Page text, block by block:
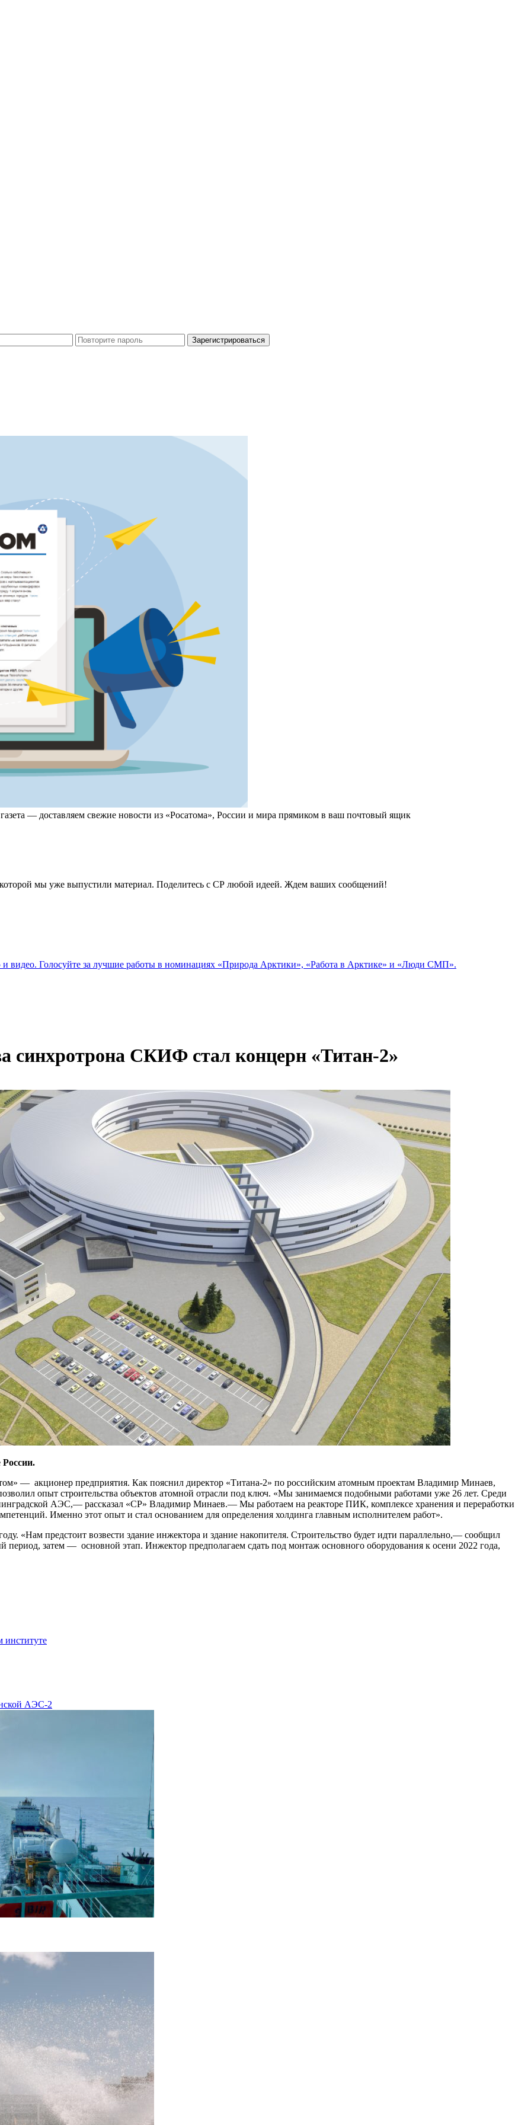
— доставляем свежие новости из «Росатома», России и мира прямиком в ваш почтовый ящик
которой мы уже выпустили материал. Поделитесь с СР любой идеей. Ждем ваших сообщений!
и видео. Голосуйте за лучшие работы в номинациях «Природа Арктики», «Работа в Арктике» и «Люди СМП».
синхротрона СКИФ стал концерн «Титан‑2»
России.
— акционер предприятия. Как пояснил директор «Титана-2» по российским атомным проектам Владимир Минаев,
опыт строительства объектов атомной отрасли под ключ. «Мы занимаемся подобными работами уже 26 лет. Среди
АЭС,— рассказал «СР» Владимир Минаев.— Мы работаем на реакторе ПИК, комплексе хранения и переработки
Именно этот опыт и стал основанием для определения холдинга главным исполнителем работ».
«Нам предстоит возвести здание инжектора и здание накопителя. Строительство будет идти параллельно,— сообщил
затем — основной этап. Инжектор предполагаем сдать под монтаж основного оборудования к осени 2022 года,
институте
АЭС-2